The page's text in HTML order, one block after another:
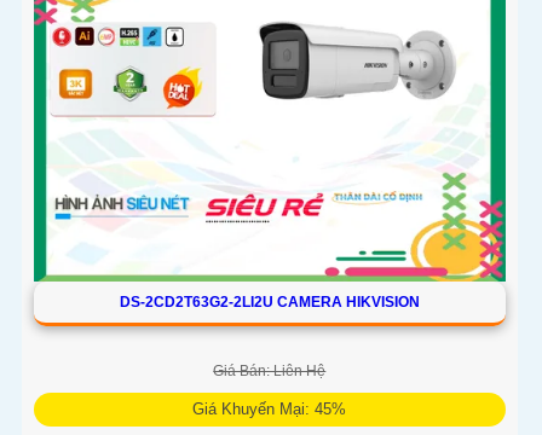
DS-2CD2T63G2-2LI2U CAMERA HIKVISION
Giá Bán: Liên Hệ
Giá Khuyến Mại: 45%